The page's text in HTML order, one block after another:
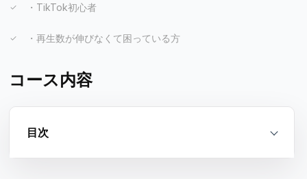
・TikTok初心者
・再生数が伸びなくて困っている方
コース内容
目次